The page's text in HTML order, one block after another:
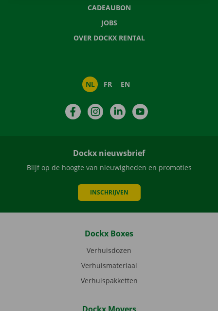
CADEAUBON
JOBS
OVER DOCKX RENTAL
NL FR EN
FacebookInstagramLinkedIn
Dockx nieuwsbrief
Blijf op de hoogte van nieuwigheden en promoties
INSCHRIJVEN
Dockx Boxes
Verhuisdozen
Verhuismateriaal
Verhuispakketten